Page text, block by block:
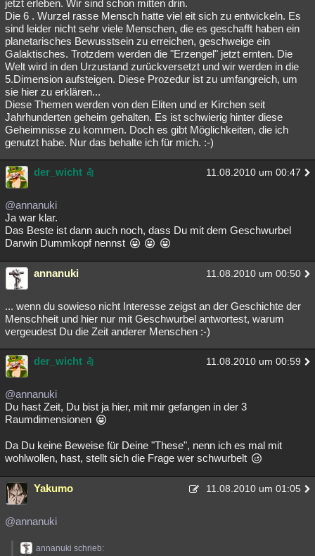
jetzt erleben. Wir sind schon mitten drin.
Die 6 . Wurzel rasse Mensch hatte viel eit sich zu entwickeln. Es
sind leider nicht sehr viele Menschen, die es geschafft haben ein
planetarisches Bewusstsein zu erreichen, geschweige ein
Galaktisches. Trotzdem werden die "Erzengel" jetzt ernten. Die
Welt wird in den Urzustand zurückversetzt und wir werden in die
5.Dimension aufsteigen. Diese Prozedur ist zu umfangreich, um
sie hier zu erklären...
Diese Themen werden von den Eliten und er Kirchen seit
Jahrhunderten geheim gehalten. Es ist schwierig hinter diese
Geheimnisse zu kommen. Doch es gibt Möglichkeiten, die ich
genutzt habe. Nur das behalte ich für mich. :-)
der_wicht 11.08.2010 um 00:47
@annanuki
Ja war klar.
Das Beste ist dann auch noch, dass Du mit dem Geschwurbel
Darwin Dummkopf nennst
annanuki 11.08.2010 um 00:50
... wenn du sowieso nicht Interesse zeigst an der Geschichte der
Menschheit und hier nur mit Geschwurbel antwortest, warum
vergeudest Du die Zeit anderer Menschen :-)
der_wicht 11.08.2010 um 00:59
@annanuki
Du hast Zeit, Du bist ja hier, mit mir gefangen in der 3
Raumdimensionen
Da Du keine Beweise für Deine "These", nenn ich es mal mit
wohlwollen, hast, stellt sich die Frage wer schwurbelt
Yakumo 11.08.2010 um 01:05
@annanuki
annanuki schrieb: